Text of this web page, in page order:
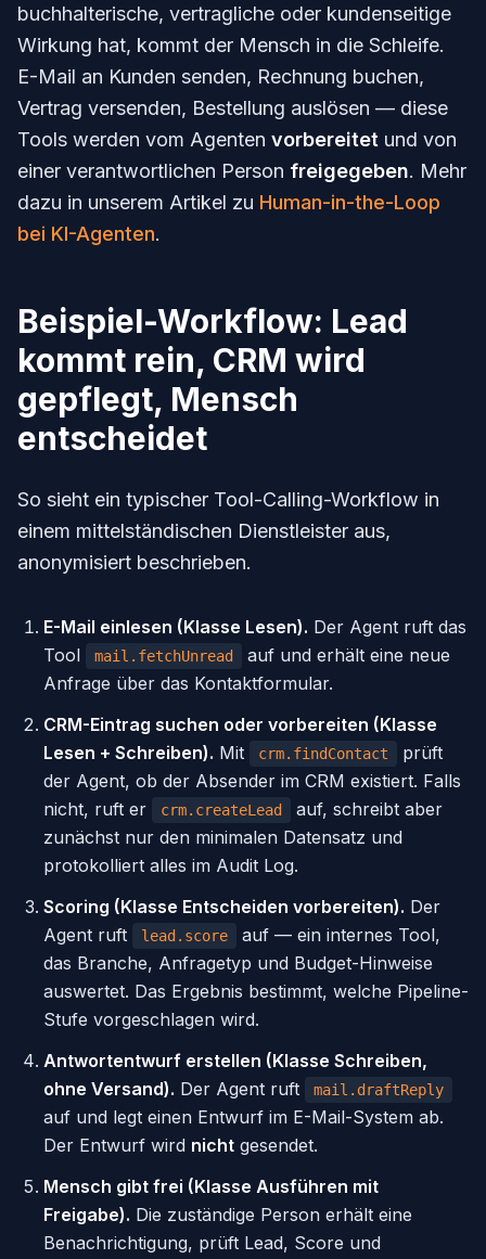
buchhalterische, vertragliche oder kundenseitige
Wirkung hat, kommt der Mensch in die Schleife.
E-Mail an Kunden senden, Rechnung buchen,
Vertrag versenden, Bestellung auslösen — diese
Tools werden vom Agenten vorbereitet und von
einer verantwortlichen Person freigegeben. Mehr
dazu in unserem Artikel zu Human-in-the-Loop
bei KI-Agenten.
Beispiel-Workflow: Lead
kommt rein, CRM wird
gepflegt, Mensch
entscheidet
So sieht ein typischer Tool-Calling-Workflow in
einem mittelständischen Dienstleister aus,
anonymisiert beschrieben.
E-Mail einlesen (Klasse Lesen). Der Agent ruft das
Tool
mail.fetchUnread
auf und erhält eine neue
Anfrage über das Kontaktformular.
CRM-Eintrag suchen oder vorbereiten (Klasse
Lesen + Schreiben). Mit crm.findContact
prüft
der Agent, ob der Absender im CRM existiert. Falls
nicht, ruft er
crm.createLead
auf, schreibt aber
zunächst nur den minimalen Datensatz und
protokolliert alles im Audit Log.
Scoring (Klasse Entscheiden vorbereiten). Der
Agent ruft
lead.score
auf — ein internes Tool,
das Branche, Anfragetyp und Budget-Hinweise
auswertet. Das Ergebnis bestimmt, welche Pipeline-
Stufe vorgeschlagen wird.
Antwortentwurf erstellen (Klasse Schreiben,
ohne Versand). Der Agent ruft mail.draftReply
auf und legt einen Entwurf im E-Mail-System ab.
Der Entwurf wird nicht gesendet.
Mensch gibt frei (Klasse Ausführen mit
Freigabe). Die zuständige Person erhält eine
Benachrichtigung, prüft Lead, Score und